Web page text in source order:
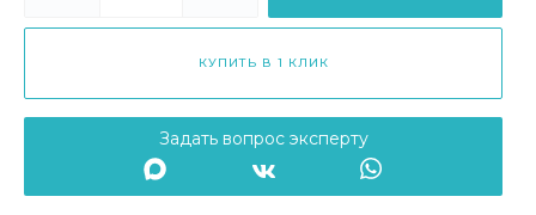
КУПИТЬ В 1 КЛИК
Задать вопрос эксперту